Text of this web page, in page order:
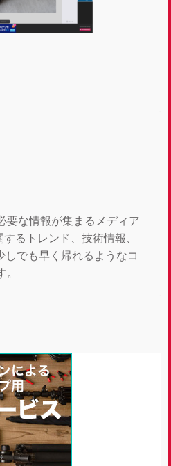
要な情報が集まるメディア
るトレンド、技術情報、
でも早く帰れるようなコ